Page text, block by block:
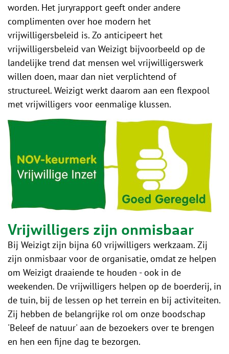
worden. Het juryrapport geeft onder andere
complimenten over hoe modern het
vrijwilligersbeleid is. Zo anticipeert het
vrijwilligersbeleid van Weizigt bijvoorbeeld op de
landelijke trend dat mensen wel vrijwilligerswerk
willen doen, maar dan niet verplichtend of
structureel. Weizigt werkt daarom aan een flexpool
met vrijwilligers voor eenmalige klussen.
Vrijwilligers zijn onmisbaar
Bij Weizigt zijn bijna 60 vrijwilligers werkzaam. Zij
zijn onmisbaar voor de organisatie, omdat ze helpen
om Weizigt draaiende te houden - ook in de
weekenden. De vrijwilligers helpen op de boerderij, in
de tuin, bij de lessen op het terrein en bij activiteiten.
Zij hebben de belangrijke rol om onze boodschap
'Beleef de natuur' aan de bezoekers over te brengen
en hen een fijne dag te bezorgen.